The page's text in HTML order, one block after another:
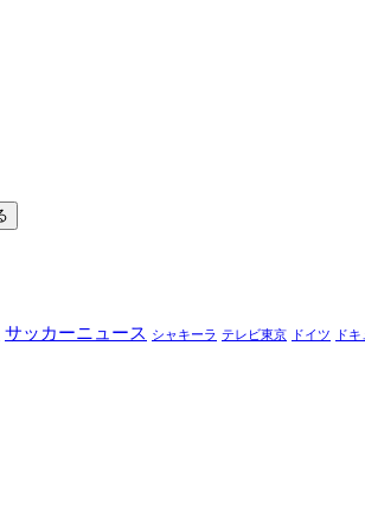
サッカーニュース シャキーラ テレビ東京 ドイツ ド